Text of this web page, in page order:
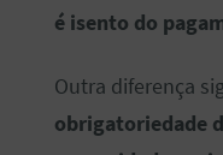
é isento do
Outra diferença
obrigatoriedade